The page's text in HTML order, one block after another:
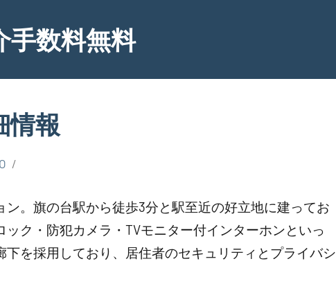
手数料無料
情報
。旗の台駅から徒歩3分と駅至近の好立地に建ってお
ク・防犯カメラ・TVモニター付インターホンといっ
を採用しており、居住者のセキュリティとプライバシ